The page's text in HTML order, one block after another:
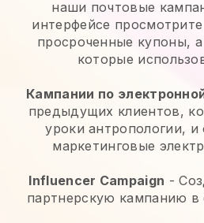
наши почтовые
интерфейсе
просроченные купоны,
которые
Кампании по
предыдущих клиентов,
уроки антропологии, и
маркетинговые
Influencer Campaign -
партнерскую кампанию в